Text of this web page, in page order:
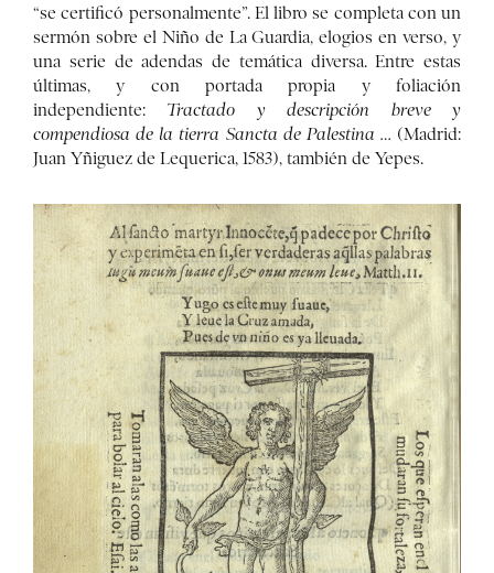
“se certificó personalmente”. El libro se completa con un
sermón sobre el Niño de La Guardia, elogios en verso, y
una serie de adendas de temática diversa. Entre estas
últimas, y con portada propia y foliación
independiente: Tractado y descripción brevey
compendiosa de la tierra Sancta de Palestina … (Madrid:
Juan Yñiguez de Lequerica, 1583), también de Yepes.